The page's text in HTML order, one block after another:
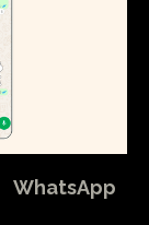
WhatsApp